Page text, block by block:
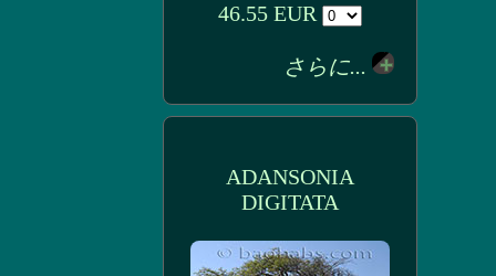
46.55 EUR
さらに...
ADANSONIA
DIGITATA